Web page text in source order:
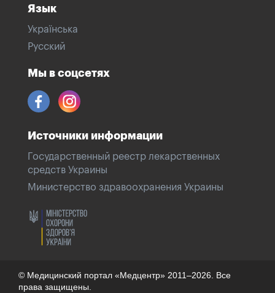
Язык
Українська
Русский
Мы в соцсетях
Источники информации
Государственный реестр лекарственных
средств Украины
Министерство здравоохранения Украины
© Медицинский портал «Медцентр» 2011–2026. Все
права защищены.